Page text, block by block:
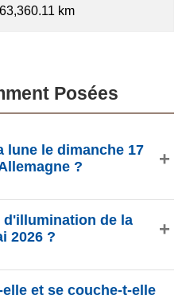
km
Posées
lune le dimanche 17
?
Lune avec 1.81%
et se situe dans la
d'illumination de la
2026 ?
et se couche-t-elle